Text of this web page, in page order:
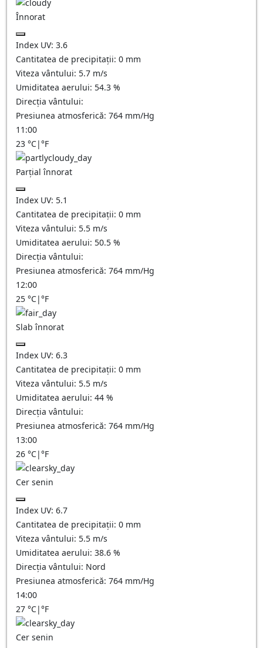
Înnorat
Index UV: 3.6
Cantitatea de precipitații: 0 mm
Viteza vântului: 5.7 m/s
Umiditatea aerului: 54.3 %
Direcția vântului:
Presiunea atmosferică: 764 mm/Hg
11:00
23 °C|°F
Parțial înnorat
Index UV: 5.1
Cantitatea de precipitații: 0 mm
Viteza vântului: 5.5 m/s
Umiditatea aerului: 50.5 %
Direcția vântului:
Presiunea atmosferică: 764 mm/Hg
12:00
25 °C|°F
Slab înnorat
Index UV: 6.3
Cantitatea de precipitații: 0 mm
Viteza vântului: 5.5 m/s
Umiditatea aerului: 44 %
Direcția vântului:
Presiunea atmosferică: 764 mm/Hg
13:00
26 °C|°F
Cer senin
Index UV: 6.7
Cantitatea de precipitații: 0 mm
Viteza vântului: 5.5 m/s
Umiditatea aerului: 38.6 %
Direcția vântului: Nord
Presiunea atmosferică: 764 mm/Hg
14:00
27 °C|°F
Cer senin